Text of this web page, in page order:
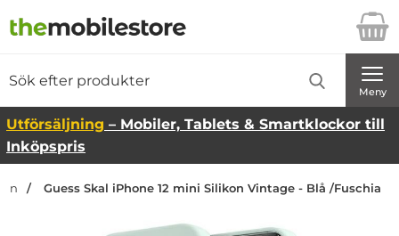
Startsidan för Danira Telecom AB
Meny
Utförsäljning – Mobiler, Tablets & Smartklockor till
Inköpspris
Guess Skal iPhone 12 mini Silikon Vintage - Blå /Fuschia